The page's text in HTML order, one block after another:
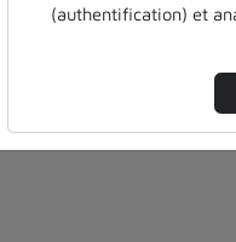
(authentification) et